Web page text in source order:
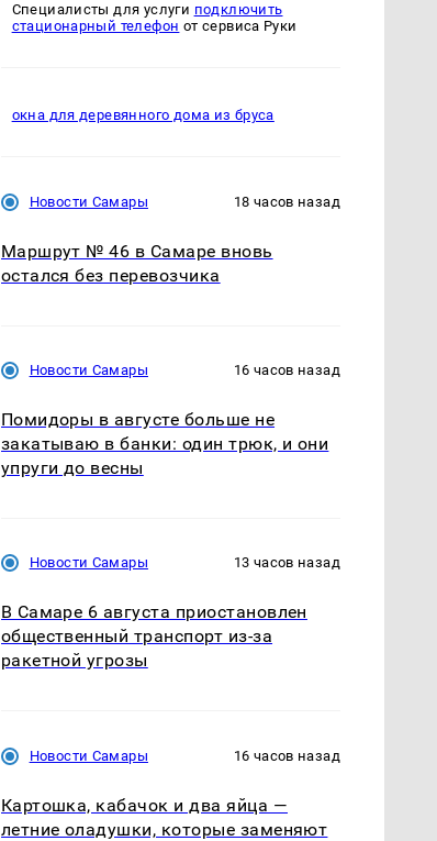
Специалисты для услуги подключить
стационарный телефон от сервиса Руки
окна для деревянного дома из бруса
Новости Самары 18 часов назад
Маршрут № 46 в Самаре вновь
остался без перевозчика
Новости Самары 16 часов назад
Помидоры в августе больше не
закатываю в банки: один трюк, и они
упруги до весны
Новости Самары 13 часов назад
В Самаре 6 августа приостановлен
общественный транспорт из-за
ракетной угрозы
Новости Самары 16 часов назад
Картошка, кабачок и два яйца —
летние оладушки, которые заменяют